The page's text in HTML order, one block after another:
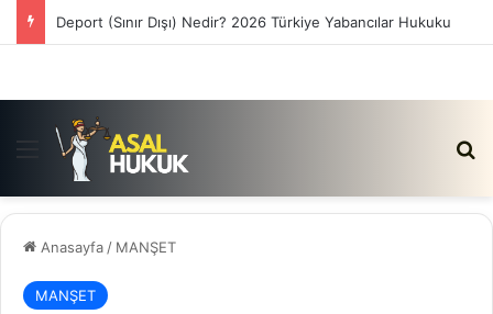
Deport (Sınır Dışı) Nedir? 2026 Türkiye Yabancılar Hukuku
Menü
Anasayfa / MANŞET
MANŞET